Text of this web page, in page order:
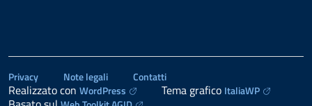
Privacy Note legali Contatti
Realizzato con WordPress Tema grafico ItaliaWP